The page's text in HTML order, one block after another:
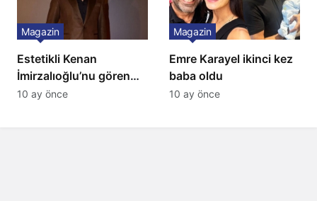
Estetikli Kenan
İmirzalıoğlu’nu gören
tanıyamıyor: Son hali
Magazin
10 ay önce
Emre Karayel ikinci kez
baba oldu
Magazin
10 ay önce